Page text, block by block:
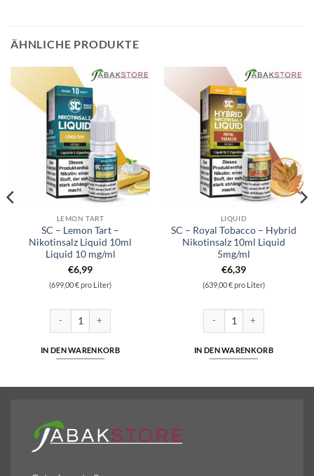
ÄHNLICHE PRODUKTE
LEMON TART
SC – Lemon Tart –
Nikotinsalz Liquid 10ml
Liquid 10 mg/ml
€6,99
(699,00 € pro Liter)
IN DEN WARENKORB
LIQUID
SC – Royal Tobacco – Hybrid
Nikotinsalz 10ml Liquid
5mg/ml
€6,39
(639,00 € pro Liter)
IN DEN WARENKORB